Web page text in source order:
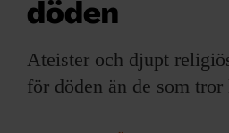
NYHETSBREV
ÄMNEN
döden
Ateister och djupt
för döden än de som